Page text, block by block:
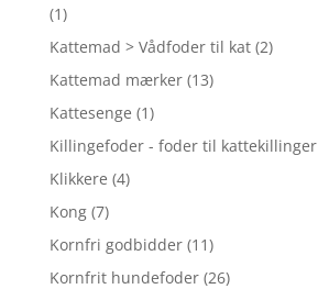
(1)
Kattemad > Vådfoder til kat (2)
Kattemad mærker (13)
Kattesenge (1)
Killingefoder - foder til kattekillinger
Klikkere (4)
Kong (7)
Kornfri godbidder (11)
Kornfrit hundefoder (26)